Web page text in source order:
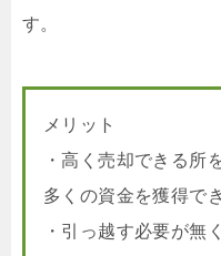
す。
メリット
・高く売却できる所
多くの資金を獲得で
・引っ越す必要が無